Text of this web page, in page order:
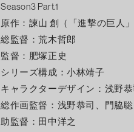
Season3 Part.1
原作：諫山 創（「進撃の巨人」
総監督：荒木哲郎
監督：肥塚正史
シリーズ構成：小林靖子
キャラクターデザイン：浅野恭
総作画監督：浅野恭司、門脇聡
助監督：田中洋之